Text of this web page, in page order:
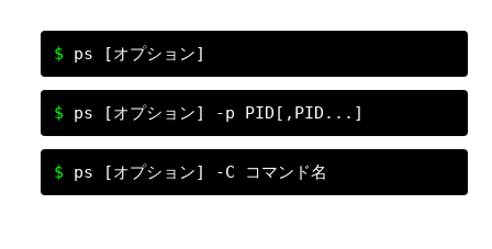
ps [オプション]
ps [オプション] -p PID[,PID...]
ps [オプション] -C コマンド名